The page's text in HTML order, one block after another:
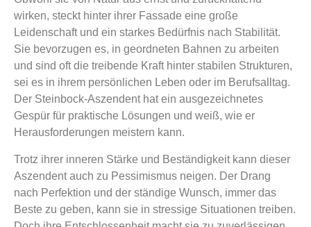
wirken, steckt hinter ihrer Fassade eine große
Leidenschaft und ein starkes Bedürfnis nach Stabilität.
Sie bevorzugen es, in geordneten Bahnen zu arbeiten
und sind oft die treibende Kraft hinter stabilen Strukturen,
sei es in ihrem persönlichen Leben oder im Berufsalltag.
Der Steinbock-Aszendent hat ein ausgezeichnetes
Gespür für praktische Lösungen und weiß, wie er
Herausforderungen meistern kann.
Trotz ihrer inneren Stärke und Beständigkeit kann dieser
Aszendent auch zu Pessimismus neigen. Der Drang
nach Perfektion und der ständige Wunsch, immer das
Beste zu geben, kann sie in stressige Situationen treiben.